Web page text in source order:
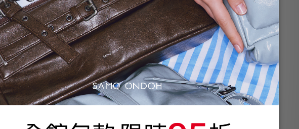
喜歡手提款式的人也不孤單，
小尺寸Flap Mug Bag S 夏季新色推出棉花糖藍和萊姆黃，
讓充滿夏季空氣感的泡泡糖粉彩色，
展現甜美純淨又清爽療癒的效果。
Apple Bag 蘋果包